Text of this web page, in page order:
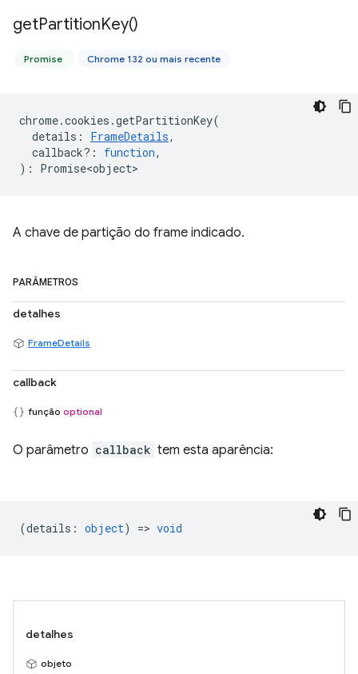
getPartitionKey()
Promise Chrome 132 ou mais recente
chrome.cookies .getPartitionKey(
details : FrameDetails,
callback? : function,
) : Promise<object>
A chave de partição do frame indicado.
PARÂMETROS
detalhes
FrameDetails
callback
função optional
O parâmetro callback tem esta aparência:
(details : object) => void
detalhes
objeto